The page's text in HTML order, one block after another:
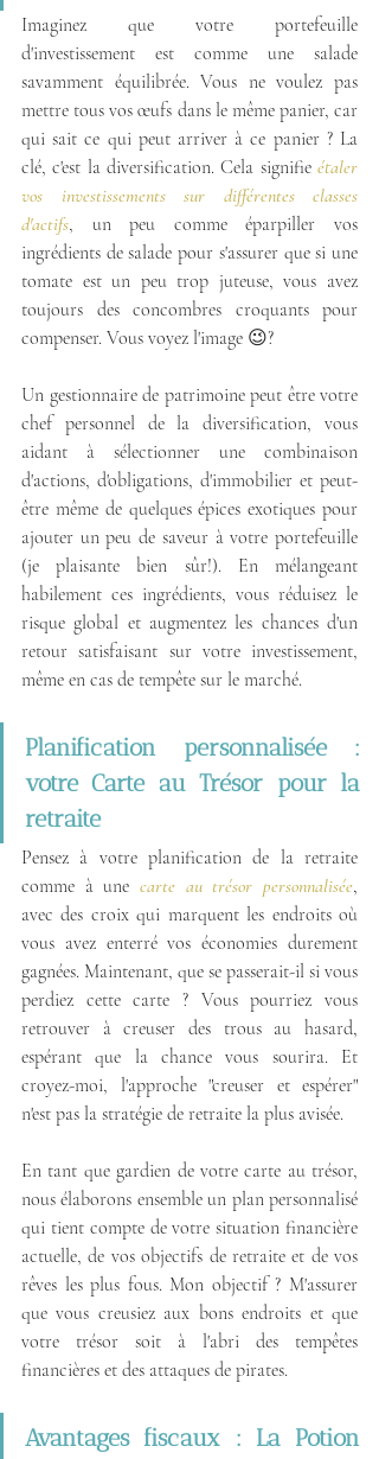
Imaginez que votre portefeuille
d'investissement est comme une salade
savamment équilibrée. Vous ne voulez pas
mettre tous vos œufs dans le même panier, car
qui sait ce qui peut arriver à ce panier ? La
clé, c'est la diversification. Cela signifie étaler
vos investissements sur différentes classes
d'actifs, un peu comme éparpiller vos
ingrédients de salade pour s'assurer que si une
tomate est un peu trop juteuse, vous avez
toujours des concombres croquants pour
compenser. Vous voyez l'image 😉?
Un gestionnaire de patrimoine peut être votre
chef personnel de la diversification, vous
aidant à sélectionner une combinaison
d'actions, d'obligations, d'immobilier et peut-
être même de quelques épices exotiques pour
ajouter un peu de saveur à votre portefeuille
(je plaisante bien sûr!). En mélangeant
habilement ces ingrédients, vous réduisez le
risque global et augmentez les chances d'un
retour satisfaisant sur votre investissement,
même en cas de tempête sur le marché.
Planification personnalisée :
votre Carte au Trésor pour la
retraite
Pensez à votre planification de la retraite
comme à une carte au trésor personnalisée,
avec des croix qui marquent les endroits où
vous avez enterré vos économies durement
gagnées. Maintenant, que se passerait-il si vous
perdiez cette carte ? Vous pourriez vous
retrouver à creuser des trous au hasard,
espérant que la chance vous sourira. Et
croyez-moi, l'approche "creuser et espérer"
n'est pas la stratégie de retraite la plus avisée.
En tant que gardien de votre carte au trésor,
nous élaborons ensemble un plan personnalisé
qui tient compte de votre situation financière
actuelle, de vos objectifs de retraite et de vos
rêves les plus fous. Mon objectif ? M'assurer
que vous creusiez aux bons endroits et que
votre trésor soit à l'abri des tempêtes
financières et des attaques de pirates.
Avantages fiscaux : La Potion